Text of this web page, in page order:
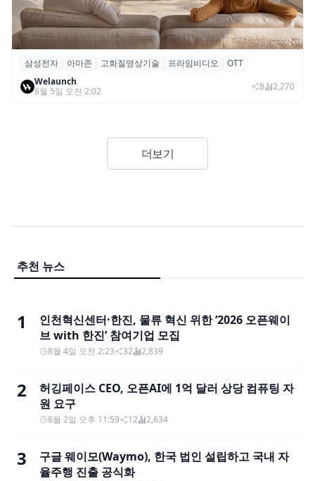
삼성전자·아마존, 프라임 비디오에 ‘HDR10+
어드밴스드’ 적용
삼성전자 아마존 고화질영상기술 프라임비디오
OTT
Welaunch
8월 5일 오전 2:02
8 2,270
더보기
추천 뉴스
1
인천혁신센터·한진, 물류 혁신 위한 ‘2026 오픈웨이
브 with 한진’ 참여기업 모집
8월 4일 오전 2:23 32 2,839
2
허깅페이스 CEO, 오픈AI에 1억 달러 상당 컴퓨팅 자
원 요구
8월 2일 오후 11:59 12 2,634
3
구글 웨이모(Waymo), 한국 법인 설립하고 국내 자
율주행 진출 공식화